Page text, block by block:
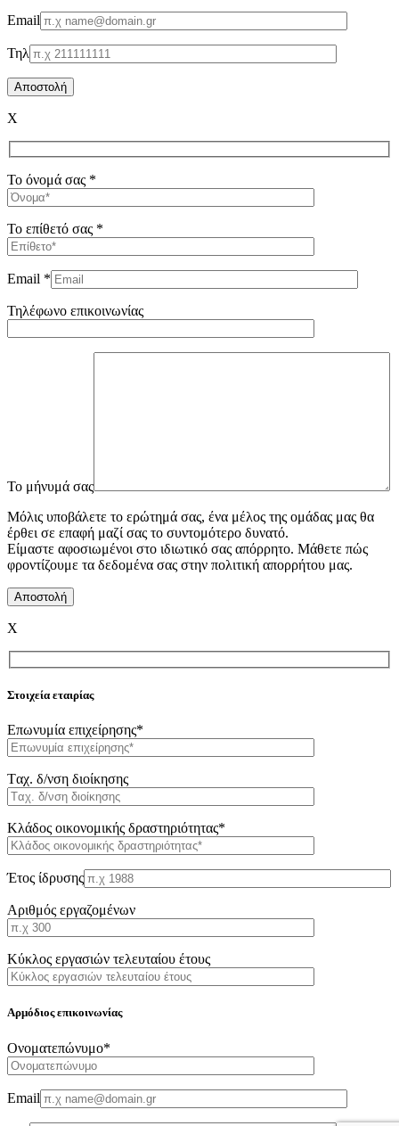
Email
Τηλ
X
Το όνομά σας *
Το επίθετό σας *
Email *
Τηλέφωνο επικοινωνίας
To μήνυμά σας
Μόλις υποβάλετε το ερώτημά σας, ένα μέλος της ομάδας μας θα
έρθει σε επαφή μαζί σας το συντομότερο δυνατό.
Είμαστε αφοσιωμένοι στο ιδιωτικό σας απόρρητο. Μάθετε πώς
φροντίζουμε τα δεδομένα σας στην πολιτική απορρήτου μας.
X
Στοιχεία εταιρίας
Επωνυμία επιχείρησης*
Tαχ. δ/νση διοίκησης
Κλάδος οικονομικής δραστηριότητας*
Έτος ίδρυσης
Αριθμός εργαζομένων
Κύκλος εργασιών τελευταίου έτους
Αρμόδιος επικοινωνίας
Oνοματεπώνυμο*
Email